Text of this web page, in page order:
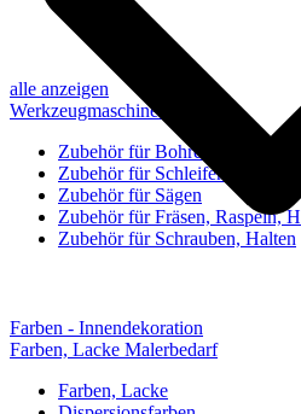
alle anzeigen
Werkzeugmaschinen-Zubehör
Zubehör für Bohren, Bohrhilfen
Zubehör für Schleifen, Poliere
Zubehör für Sägen
Zubehör für Fräsen, Raspeln, H
Zubehör für Schrauben, Halten
Farben - Innendekoration
Farben, Lacke Malerbedarf
Farben, Lacke